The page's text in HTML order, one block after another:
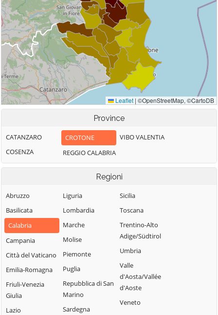
Province
CATANZARO
COSENZA
CROTONE
REGGIO CALABRIA
VIBO VALENTIA
Regioni
Abruzzo
Basilicata
Calabria
Campania
Città del Vaticano
Emilia-Romagna
Friuli-Venezia
Giulia
Lazio
Liguria
Lombardia
Marche
Molise
Piemonte
Puglia
Repubblica di San
Marino
Sardegna
Sicilia
Toscana
Trentino-Alto
Adige/Südtirol
Umbria
Valle
d'Aosta/Vallée
d'Aoste
Veneto